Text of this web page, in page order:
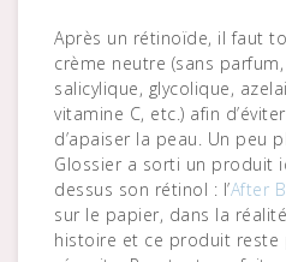
Après un rétinoïde, il faut
crème neutre (sans
salicylique, glycolique,
vitamine C, etc.) afin
d’apaiser la peau. Un peu
Glossier a sorti un produit
dessus son rétinol : l’After
sur le papier, dans la
histoire et ce produit reste